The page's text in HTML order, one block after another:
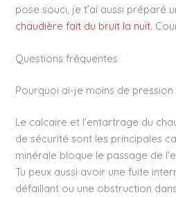
pose souci, je t’ai aussi préparé
chaudière fait du bruit la nuit.
Questions fréquentes
Pourquoi ai-je moins de pression
Le calcaire et l’entartrage du
de sécurité sont les principales
minérale bloque le passage de
Tu peux aussi avoir une fuite
défaillant ou une obstruction